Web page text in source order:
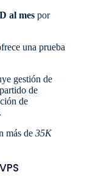
al mes por
una prueba
gestión de
de
de
más de 35K